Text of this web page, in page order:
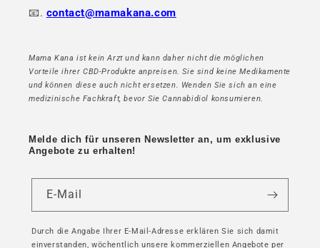
📧. contact@mamakana.com
Mama Kana ist kein Arzt und kann daher nicht die möglichen
Vorteile ihrer CBD-Produkte anpreisen. Sie sind keine Medikamente
und können diese auch nicht ersetzen. Wenden Sie sich an eine
medizinische Fachkraft, bevor Sie Cannabidiol konsumieren.
Melde dich für unseren Newsletter an, um exklusive
Angebote zu erhalten!
E-Mail
Durch die Angabe Ihrer E-Mail-Adresse erklären Sie sich damit
einverstanden, wöchentlich unsere kommerziellen Angebote per